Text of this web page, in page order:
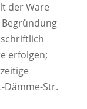
der Ware
erfolgen;
Dämme-Str.